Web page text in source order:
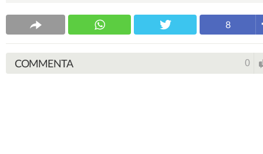
8
COMMENTA 0